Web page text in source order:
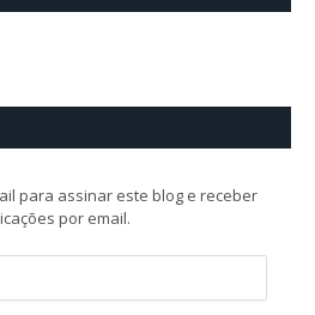
para assinar este blog e receber
por email.